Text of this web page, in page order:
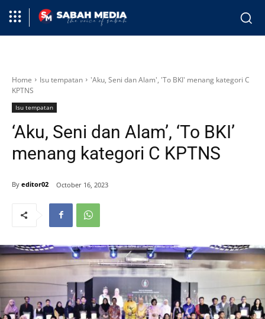
Home Isu tempatan
'Aku, Seni dan Alam', 'To BKI' menang kategori C
KPTNS
Isu tempatan
‘Aku, Seni dan Alam’, ‘To BKI’
menang kategori C KPTNS
By editor02 October 16, 2023